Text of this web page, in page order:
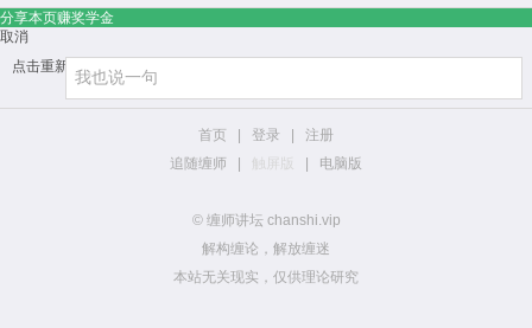
分享本页赚奖学金
取消
点击重新加载
首页 登录
注册
追随缠师
触屏版 电脑版
© 缠师讲坛 chanshi.vip
解构缠论，解放缠迷
本站无关现实，仅供理论研究